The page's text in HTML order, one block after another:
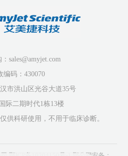
sales@amyjet.com
编码：430070
市洪山区光谷大道35号
际二期时代1栋13楼
供科研使用，不用于临床诊断。